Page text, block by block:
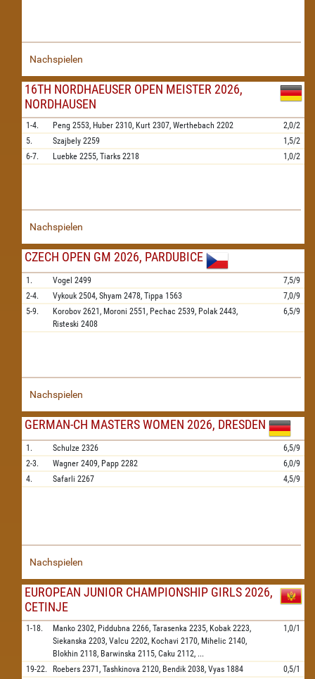
Nachspielen
16TH NORDHAEUSER OPEN MEISTER 2026,
NORDHAUSEN
1-4. Peng 2553, Huber 2310, Kurt 2307, Werthebach 2202
2,0/2
5.
Szajbely 2259
1,5/2
6-7.
Luebke 2255, Tiarks 2218 1,0/2
Nachspielen
CZECH OPEN GM 2026, PARDUBICE
1. Vogel 2499
7,5/9
2-4.
Vykouk 2504, Shyam 2478, Tippa 1563
7,0/9
5-9.
Korobov 2621, Moroni 2551, Pechac 2539, Polak 2443,
Risteski 2408
6,5/9
Nachspielen
GERMAN-CH MASTERS WOMEN 2026, DRESDEN
1. Schulze 2326
6,5/9
2-3.
Wagner 2409, Papp 2282
6,0/9
4.
Safarli 2267 4,5/9
Nachspielen
EUROPEAN JUNIOR CHAMPIONSHIP GIRLS 2026,
CETINJE
1-18. Manko 2302, Piddubna 2266, Tarasenka 2235, Kobak 2223,
Siekanska 2203, Valcu 2202, Kochavi 2170, Mihelic 2140,
Blokhin 2118, Barwinska 2115, Caku 2112, ...
1,0/1
19-22. Roebers 2371, Tashkinova 2120, Bendik 2038, Vyas 1884 0,5/1